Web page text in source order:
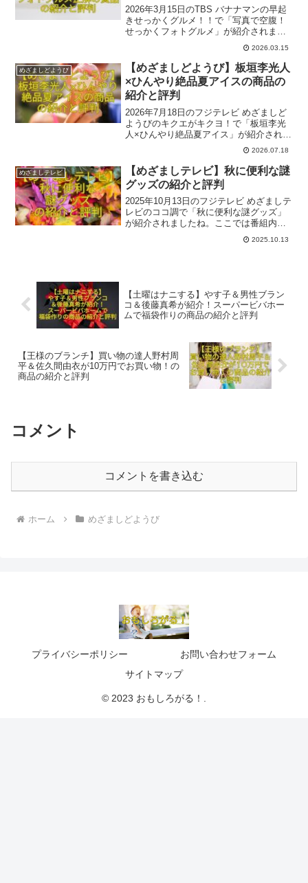
評判
2026年3月15日のTBS バナナマンの早起
きせっかくグルメ！！で「写真で空腹！
せっかくフォトグルメ」が紹介されまし
たね。ここでは、番組内で紹介された一
部商品とその評判をご紹介いたします。
参考になれば幸いです。
2026.03.15
めざましどようび
【めざましどようび】板垣李光人
×ひんやり絶品夏アイスの商品の
紹介と評判
2026年7月18日のフジテレビ めざましど
ようびのキクエがキクヨ！で「板垣李光
人×ひんやり絶品夏アイス」が紹介されま
したね。ここでは番組内で出た一部関連
商品とその評判をご紹介いたします。参
考になれば幸いです。
2026.07.18
めざましテレビ
【めざましテレビ】秋に便利な謎
グッズの紹介と評判
2025年10月13日のフジテレビ めざましテ
レビのココ調で「秋に便利な謎グッズ」
が紹介されましたね。ここでは番組内で
出た一部関連商品とその評判をご紹介い
たします。参考になれば幸いです。
2025.10.13
【土曜はナニする】やす子＆男性ブラン
コ＆後藤真希が紹介！スーパービバホー
ムで福袋作りの商品の紹介と評判
【王様のブランチ】買い物の達人野村周
平＆佐久間由衣が10万円でお買い物！の
商品の紹介と評判
コメント
コメントを書き込む
ホーム めざましどようび
プライバシーポリシー
お問い合わせフォーム
サイトマップ
© 2023 おもしろがる！.